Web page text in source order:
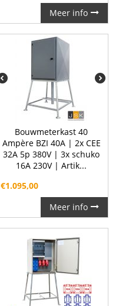
Meer info
Bouwmeterkast 40
Ampère BZI 40A | 2x CEE
32A 5p 380V | 3x schuko
16A 230V | Artik...
€1.095,00
Meer info